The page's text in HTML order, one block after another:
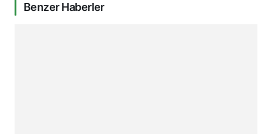
Benzer Haberler